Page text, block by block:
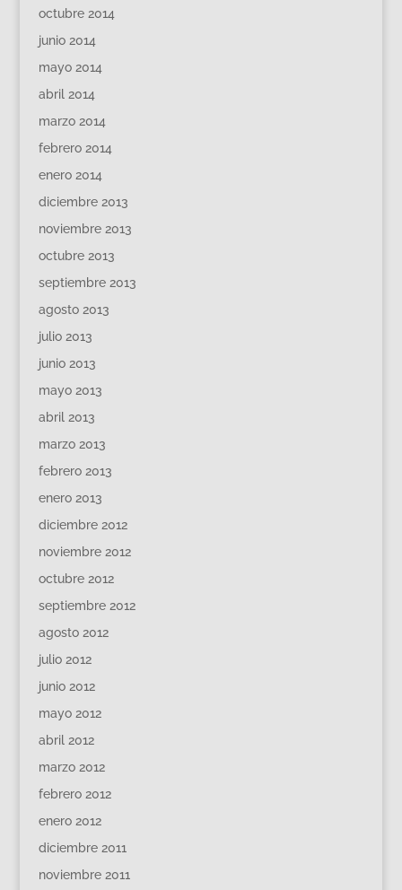
octubre 2014
junio 2014
mayo 2014
abril 2014
marzo 2014
febrero 2014
enero 2014
diciembre 2013
noviembre 2013
octubre 2013
septiembre 2013
agosto 2013
julio 2013
junio 2013
mayo 2013
abril 2013
marzo 2013
febrero 2013
enero 2013
diciembre 2012
noviembre 2012
octubre 2012
septiembre 2012
agosto 2012
julio 2012
junio 2012
mayo 2012
abril 2012
marzo 2012
febrero 2012
enero 2012
diciembre 2011
noviembre 2011